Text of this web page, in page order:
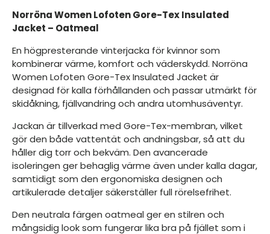
Norröna Women Lofoten Gore-Tex Insulated
Jacket – Oatmeal
En högpresterande vinterjacka för kvinnor som
kombinerar värme, komfort och väderskydd. Norröna
Women Lofoten Gore-Tex Insulated Jacket är
designad för kalla förhållanden och passar utmärkt för
skidåkning, fjällvandring och andra utomhusäventyr.
Jackan är tillverkad med Gore-Tex-membran, vilket
gör den både vattentät och andningsbar, så att du
håller dig torr och bekväm. Den avancerade
isoleringen ger behaglig värme även under kalla dagar,
samtidigt som den ergonomiska designen och
artikulerade detaljer säkerställer full rörelsefrihet.
Den neutrala färgen oatmeal ger en stilren och
mångsidig look som fungerar lika bra på fjället som i